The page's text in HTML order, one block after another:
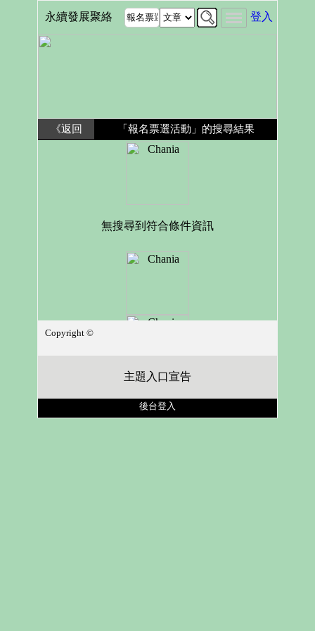
永續發展聚絡 登入
《返回 「報名票選活動」的搜尋結果
無搜尋到符合條件資訊
Copyright ©
主題入口宣告
後台登入